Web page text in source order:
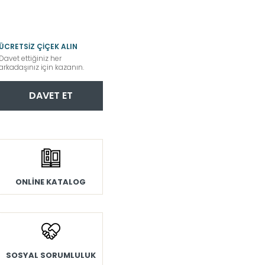
ÜCRETSİZ ÇİÇEK ALIN
Davet ettiğiniz her
için kazanın.
DAVET ET
ONLİNE KATALOG
SOSYAL SORUMLULUK